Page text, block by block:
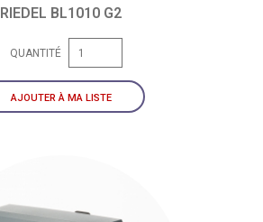
RIEDEL BL1010 G2
QUANTITÉ
AJOUTER À MA LISTE